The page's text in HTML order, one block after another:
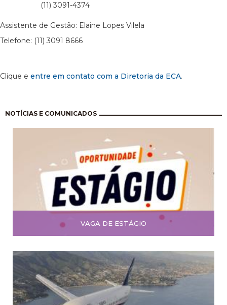
(11) 3091-4374
Assistente de Gestão: Elaine Lopes Vilela
Telefone: (11) 3091 8666
Clique e entre em contato com a Diretoria da ECA.
NOTÍCIAS E COMUNICADOS
VAGA DE ESTÁGIO
Paginação